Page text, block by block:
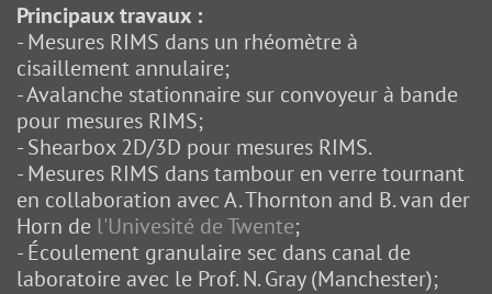
Principaux travaux :
- Mesures RIMS dans un rhéomètre à
cisaillement annulaire;
- Avalanche stationnaire sur convoyeur à bande
pour mesures RIMS;
- Shearbox 2D/3D pour mesures RIMS.
- Mesures RIMS dans tambour en verre tournant
en collaboration avec A. Thornton and B. van der
Horn de l'Univesité de Twente;
- Écoulement granulaire sec dans canal de
laboratoire avec le Prof. N. Gray (Manchester);